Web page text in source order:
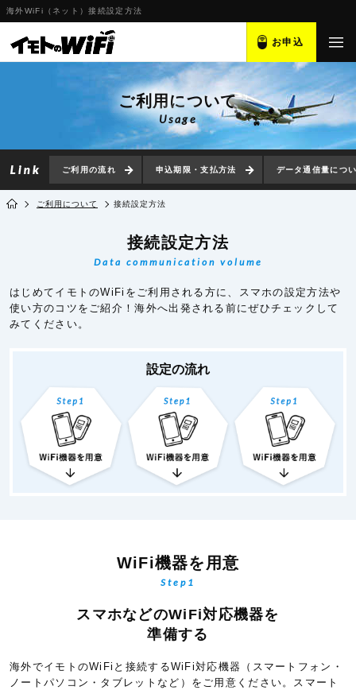
海外WiFi（ネット）接続設定方法
お申込
ご利用について
Usage
ご利用の流れ 申込期限・支払方法 データ通信量につ
ご利用について 接続設定方法
接続設定方法
Data communication volume
はじめてイモトのWiFiをご利用される方に、スマホの設定方法や
使い方のコツをご紹介！海外へ出発される前にぜひチェックして
みてください。
設定の流れ
WiFi機器を用意
Step1
スマホなどのWiFi対応機器を
準備する
海外でイモトのWiFiと接続するWiFi対応機器（スマートフォン・
ノートパソコン・タブレットなど）をご用意ください。スマート